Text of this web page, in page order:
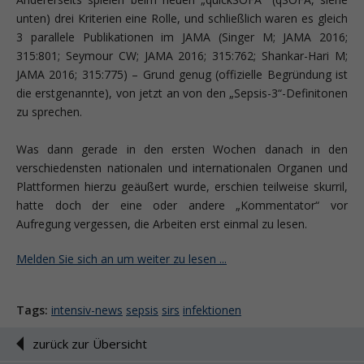
unten) drei Kriterien eine Rolle, und schließlich waren es gleich
3 parallele Publikationen im JAMA (Singer M; JAMA 2016;
315:801; Seymour CW; JAMA 2016; 315:762; Shankar-Hari M;
JAMA 2016; 315:775) – Grund genug (offizielle Begründung ist
die erstgenannte), von jetzt an von den „Sepsis-3“-Definitonen
zu sprechen.
Was dann gerade in den ersten Wochen danach in den
verschiedensten nationalen und internationalen Organen und
Plattformen hierzu geäußert wurde, erschien teilweise skurril,
hatte doch der eine oder andere „Kommentator“ vor
Aufregung vergessen, die Arbeiten erst einmal zu lesen.
Melden Sie sich an um weiter zu lesen ...
Tags: intensiv-news sepsis sirs infektionen
zurück zur Übersicht